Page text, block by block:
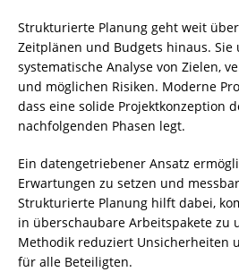
Strukturierte Planung geht weit
Zeitplänen und Budgets hinaus. Sie
systematische Analyse von Zielen,
und möglichen Risiken. Moderne
dass eine solide Projektkonzeption
nachfolgenden Phasen legt.
Ein datengetriebener Ansatz
Erwartungen zu setzen und
Strukturierte Planung hilft dabei,
in überschaubare Arbeitspakete zu
Methodik reduziert Unsicherheiten
für alle Beteiligten.